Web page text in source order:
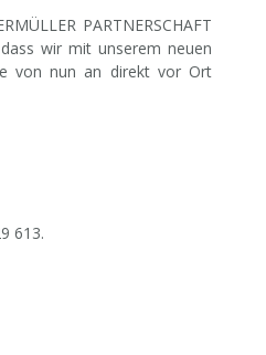
PARTNERSCHAFT
wir mit unserem neuen
von nun an direkt vor Ort
613.